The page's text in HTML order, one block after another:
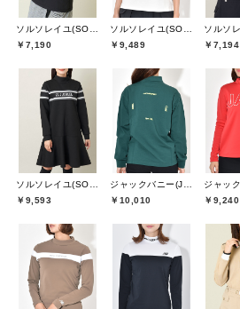
￥7,190
￥9,489
￥7,194
￥9,593
￥10,010
￥9,240